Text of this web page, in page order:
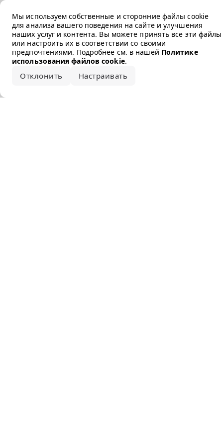
Мы используем собственные и сторонние файлы cookie
для анализа вашего поведения на сайте и улучшения
наших услуг и контента. Вы можете принять все эти файлы
или настроить их в соответствии со своими
предпочтениями. Подробнее см. в нашей Политике
использования файлов cookie.
Отклонить Настраивать
Error loading the brand